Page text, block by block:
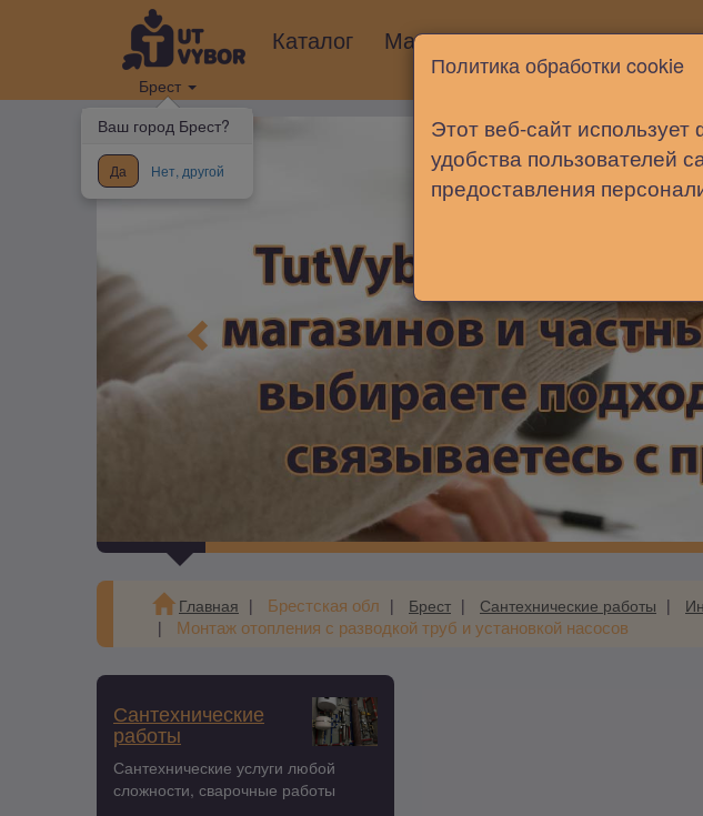
Брест
Ваш город Брест?
Да Нет, другой
Каталог Магазины Новости Статьи
Главная Брестская обл Брест Сантехнические работы
Монтаж отопления с разводкой труб и установкой насосов
Сантехнические
работы
Сантехнические услуги любой
сложности, сварочные работы
Политика обработки cookie
Этот веб-сайт
удобства пользователей
предоставления